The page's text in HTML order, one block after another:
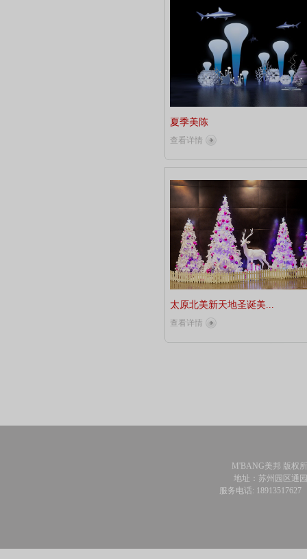
夏季美陈
查看详情
太原北美新天地圣诞美...
查看详情
M'BANG美邦 版权
地址：苏州园区通
服务电话: 18913517627